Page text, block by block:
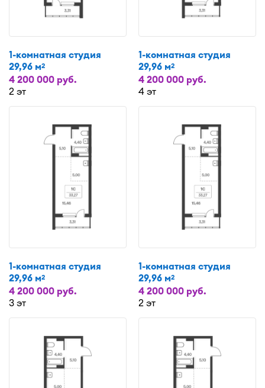
1-комнатная студия
29,96 м2
4 200 000 руб.
2 эт
1-комнатная студия
29,96 м2
4 200 000 руб.
4 эт
1-комнатная студия
29,96 м2
4 200 000 руб.
3 эт
1-комнатная студия
29,96 м2
4 200 000 руб.
2 эт